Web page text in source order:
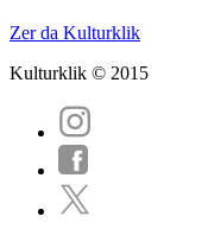
Zer da Kulturklik
Kulturklik © 2015